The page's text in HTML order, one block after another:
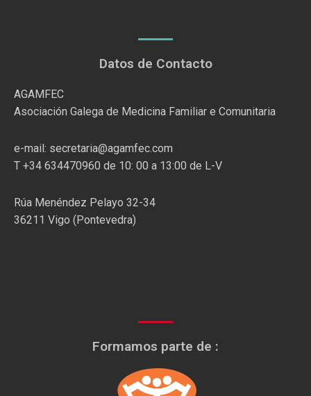
Datos de Contacto
AGAMFEC
Asociación Galega de Medicina Familiar e Comunitaria
e-mail: secretaria@agamfec.com
T +34 634470960 de 10: 00 a 13:00 de L-V
Rúa Menéndez Pelayo 32-34
36211 Vigo (Pontevedra)
Formamos parte de :